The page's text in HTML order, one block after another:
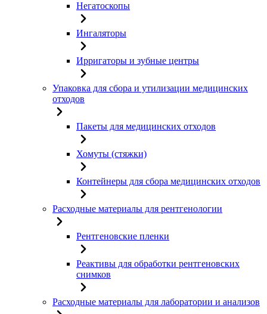
Негатоскопы
Ингаляторы
Ирригаторы и зубные центры
Упаковка для сбора и утилизации медицинских
отходов
Пакеты для медицинских отходов
Хомуты (стяжки)
Контейнеры для сбора медицинских отходов
Расходные материалы для рентгенологии
Рентгеновские пленки
Реактивы для обработки рентгеновских
снимков
Расходные материалы для лаборатории и анализов